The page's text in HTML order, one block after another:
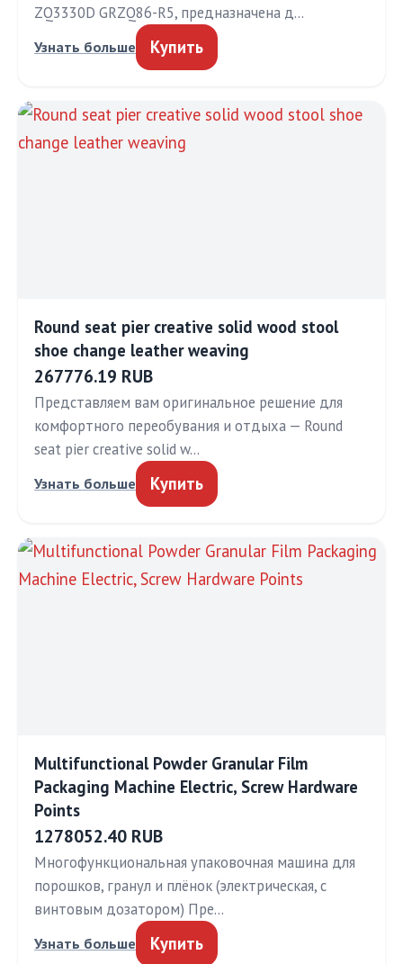
ZQ3330D GRZQ86-R5, предназначена д…
Узнать больше Купить
Round seat pier creative solid wood stool
shoe change leather weaving
267776.19 RUB
Представляем вам оригинальное решение для
комфортного переобувания и отдыха — Round
seat pier creative solid w…
Узнать больше Купить
Multifunctional Powder Granular Film
Packaging Machine Electric, Screw Hardware
Points
1278052.40 RUB
Многофункциональная упаковочная машина для
порошков, гранул и плёнок (электрическая, с
винтовым дозатором) Пре…
Узнать больше Купить